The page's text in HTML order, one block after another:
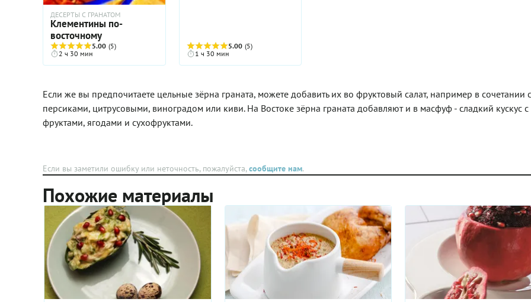
ДЕСЕРТЫ С ГРАНАТОМ
Клементины по-
восточному
5.00 (5)
2 ч 30 мин
5.00 (5)
1 ч 30 мин
Если же вы предпочитаете цельные зёрна граната, можете добавить их во фруктовый салат, например в сочетании с
персиками, цитрусовыми, виноградом или киви. На Востоке зёрна граната добавляют и в масфуф - сладкий кускус
фруктами, ягодами и сухофруктами.
Если вы заметили ошибку или неточность, пожалуйста,сообщите нам.
Похожие материалы